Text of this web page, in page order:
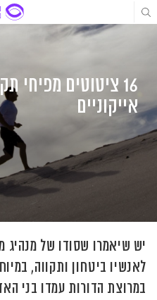
דלג
לתוכן
דלג
דלג
16 ציטוטים מפיחי
אייקוניים
יש שיאמרו שסודו של מנהיג
לאנשיו ביטחון ותקווה,
במרוצת הדורות עמדו בני